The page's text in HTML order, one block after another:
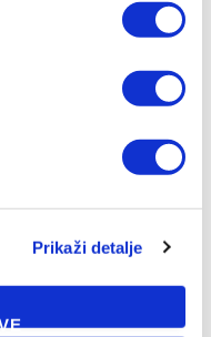
Prikaži detalje
se nadala da ih neću